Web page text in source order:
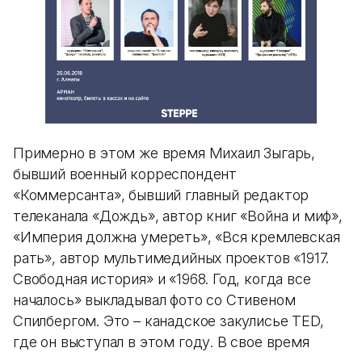
Примерно в этом же время Михаил Зыгарь,
бывший военный корреспондент
«Коммерсанта», бывший главный редактор
телеканала «Дождь», автор книг «Война и миф»,
«Империя должна умереть», «Вся кремлевская
рать», автор мультимедийных проектов «1917.
Свободная история» и «1968. Год, когда все
началось» выкладывал фото со Стивеном
Спилбергом. Это – канадское закулисье TED,
где он выступал в этом году. В свое время